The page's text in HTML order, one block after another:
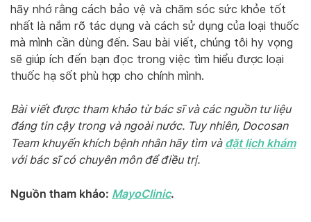
hãy nhớ rằng cách bảo vệ và chăm sóc sức khỏe tốt
nhất là nắm rõ tác dụng và cách sử dụng của loại thuốc
mà mình cần dùng đến. Sau bài viết, chúng tôi hy vọng
sẽ giúp ích đến bạn đọc trong việc tìm hiểu được loại
thuốc hạ sốt phù hợp cho chính mình.
Bài viết được tham khảo từ bác sĩ và các nguồn tư liệu
đáng tin cậy trong và ngoài nước. Tuy nhiên, Docosan
Team khuyến khích bệnh nhân hãy tìm và đặt lịch khám
với bác sĩ có chuyên môn để điều trị.
Nguồn tham khảo: MayoClinic.